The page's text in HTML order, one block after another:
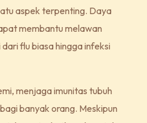
aspek terpenting. Daya
membantu melawan
flu biasa hingga infeksi
menjaga imunitas tubuh
banyak orang. Meskipun